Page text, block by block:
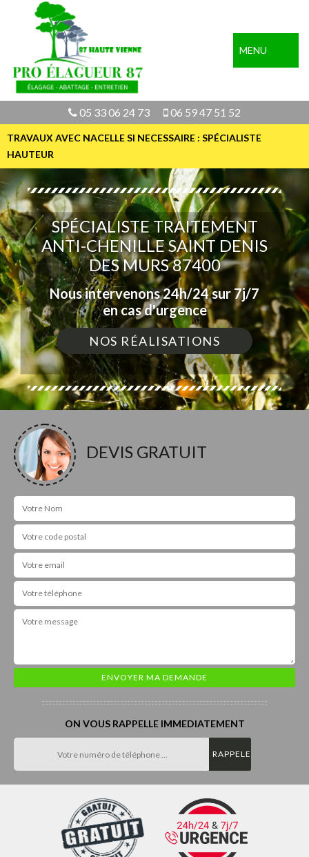
MENU
05 33 06 24 73 06 59 47 51 52
TRAVAUX AVEC NACELLE SI NECESSAIRE : SPÉCIALISTE
HAUTEUR
SPÉCIALISTE TRAITEMENT
ANTI-CHENILLE SAINT DENIS
DES MURS 87400
Nous intervenons 24h/24 sur 7j/7
en cas d'urgence
NOS RÉALISATIONS
DEVIS GRATUIT
ON VOUS RAPPELLE IMMEDIATEMENT